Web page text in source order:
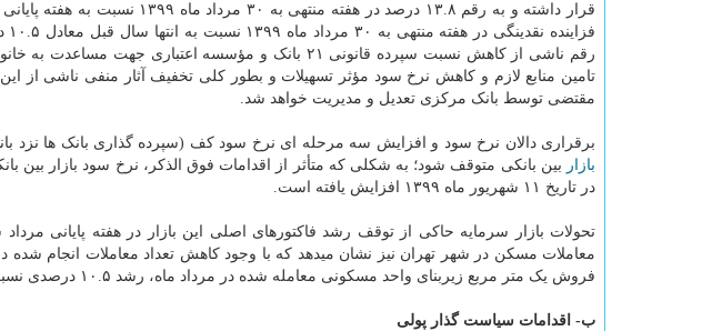
قرار داشته و به رقم ۱۳.۸ درصد در
رقم ناشی از کاهش نسبت سپرده قانونی ۲۱ بانک و مؤسسه
تامین منابع لازم و کاهش نرخ سود مؤثر تسهیلات و بطور کلی تخفیف آثار منفی ناشی از
مقتضی توسط بانک مرکزی تعدیل و مدیریت خواهد شد.
برقراری دالان نرخ سود و افزایش سه مرحله ای نرخ سود کف (سپرده گذاری بانک ها
بازار
در تاریخ ۱۱ شهریور ماه ۱۳۹۹ افزایش یافته است.
تحولات بازار سرمایه حاکی از توقف رشد فاکتورهای اصلی این بازار در هفته پایانی
معاملات مسکن در شهر تهران نیز نشان میدهد که با وجود کاهش تعداد معاملات انجام
فروش یک متر مربع زیربنای واحد مسکونی معامله شده در مرداد ماه، رشد ۱۰.۵ درصدی نسبت به تیرماه ۱۳۹۹ را تجربه کرده است.
ب- اقدامات سیاست گذار پولی